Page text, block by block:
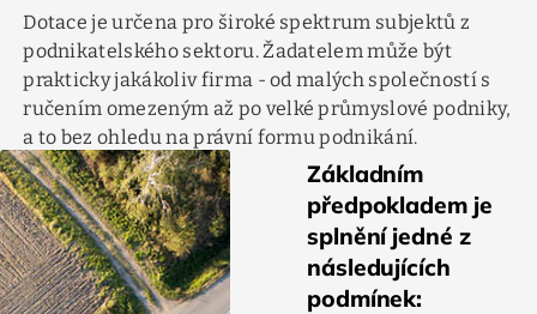
Dotace je určena pro široké spektrum subjektů z
podnikatelského sektoru. Žadatelem může být
prakticky jakákoliv firma - od malých společností s
ručením omezeným až po velké průmyslové podniky,
a to bez ohledu na právní formu podnikání.
Základním
předpokladem je
splnění jedné z
následujících
podmínek: